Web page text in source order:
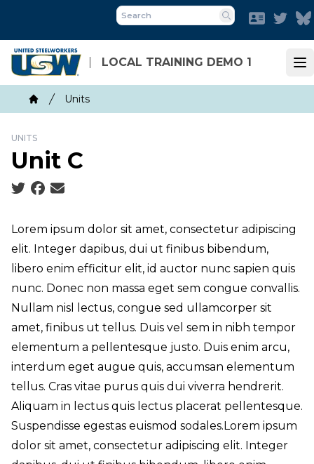
main
content
LOCAL TRAINING DEMO 1
Search
Breadcrumb
Home
Units
UNITS
Unit C
Social share icons
Lorem ipsum dolor sit amet, consectetur adipiscing
elit. Integer dapibus, dui ut finibus bibendum,
libero enim efficitur elit, id auctor nunc sapien quis
nunc. Donec non massa eget sem congue convallis.
Nullam nisl lectus, congue sed ullamcorper sit
amet, finibus ut tellus. Duis vel sem in nibh tempor
elementum a pellentesque justo. Duis enim arcu,
interdum eget augue quis, accumsan elementum
tellus. Cras vitae purus quis dui viverra hendrerit.
Aliquam in lectus quis lectus placerat pellentesque.
Suspendisse egestas euismod sodales.Lorem ipsum
dolor sit amet, consectetur adipiscing elit. Integer